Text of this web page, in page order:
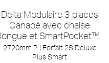
Delta Modulaire 3 places
Canapé avec chaise
longue et SmartPocket™
2720mm P | Forfait 2S Deluxe
Plus Smart